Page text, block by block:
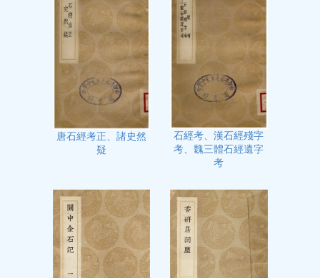
唐石經考正、諸史然
疑
石經考、漢石經殘字
考、魏三體石經遺字
考